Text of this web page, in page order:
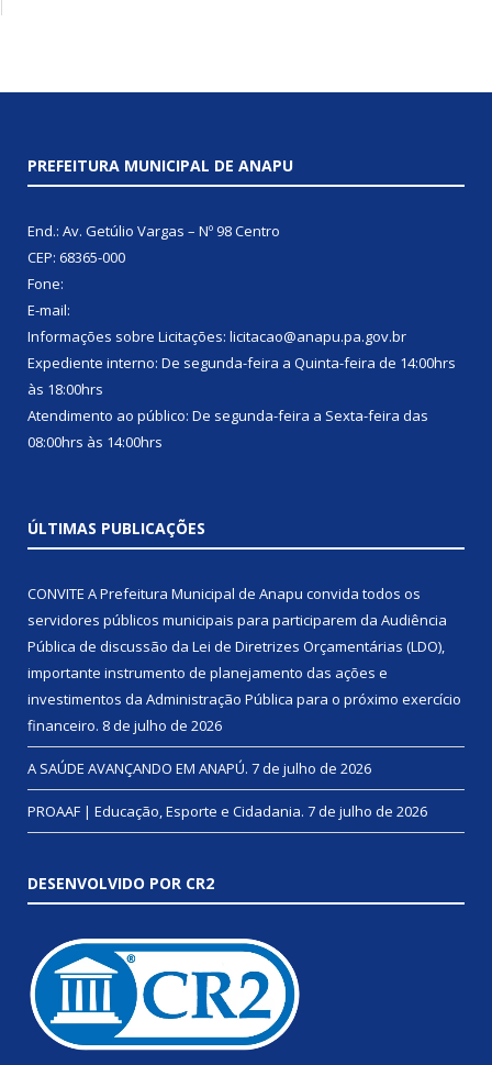
PREFEITURA MUNICIPAL DE ANAPU
End.: Av. Getúlio Vargas – Nº 98 Centro
CEP: 68365-000
Fone:
E-mail:
Informações sobre Licitações: licitacao@anapu.pa.gov.br
Expediente interno: De segunda-feira a Quinta-feira de 14:00hrs
às 18:00hrs
Atendimento ao público: De segunda-feira a Sexta-feira das
08:00hrs às 14:00hrs
ÚLTIMAS PUBLICAÇÕES
CONVITE A Prefeitura Municipal de Anapu convida todos os
servidores públicos municipais para participarem da Audiência
Pública de discussão da Lei de Diretrizes Orçamentárias (LDO),
importante instrumento de planejamento das ações e
investimentos da Administração Pública para o próximo exercício
financeiro. 8 de julho de 2026
A SAÚDE AVANÇANDO EM ANAPÚ. 7 de julho de 2026
PROAAF | Educação, Esporte e Cidadania. 7 de julho de 2026
DESENVOLVIDO POR CR2